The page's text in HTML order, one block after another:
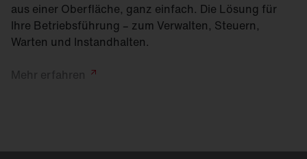
aus einer Oberfläche, ganz einfach. Die Lösung für
Ihre Betriebsführung – zum Verwalten, Steuern,
Warten und Instandhalten.
Mehr erfahren